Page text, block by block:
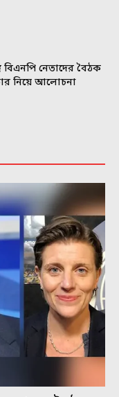
বিএনপি নেতাদের বৈঠক
নিয়ে আলোচনা